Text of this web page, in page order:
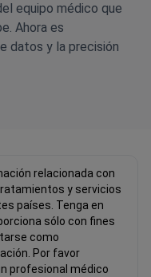
equipo médico que
Ahora es
datos y la precisión
relacionada con
y servicios
países. Tenga en
sólo con fines
como
Por favor
profesional médico